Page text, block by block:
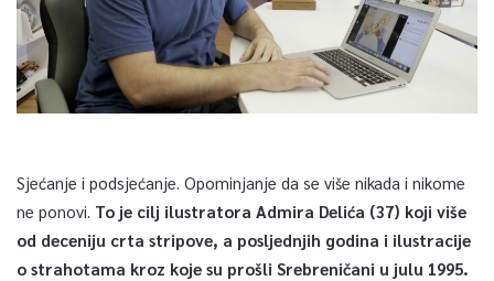
Sjećanje i podsjećanje. Opominjanje da se više nikada i nikome
ne ponovi. To je cilj ilustratora Admira Delića (37) koji više
od deceniju crta stripove, a posljednjih godina i ilustracije
o strahotama kroz koje su prošli Srebreničani u julu 1995.